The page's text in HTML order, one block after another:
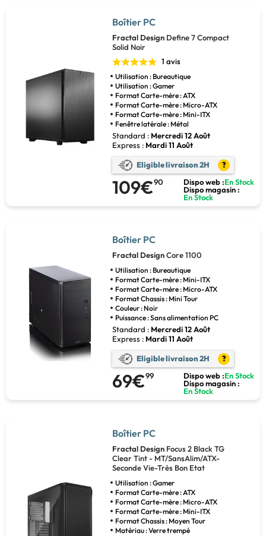
Boîtier PC
Fractal Design Define 7 Compact
Solid Noir
1 avis
Utilisation : Bureautique
Utilisation : Gamer
Format Carte-mère : ATX
Format Carte-mère : Micro-ATX
Format Carte-mère : Mini-ITX
Fenêtre latérale : Métal
Standard : Mercredi 12 Août
Express : Mardi 11 Août
Eligible livraison 2H ?
109€90 Dispo web :En Stock
Dispo magasin :
En Stock
Boîtier PC
Fractal DesignCore 1100
Utilisation : Bureautique
Format Carte-mère : Mini-ITX
Format Carte-mère : Micro-ATX
Format Chassis : Mini Tour
Couleur : Noir
Puissance : Sans alimentation PC
Standard : Mercredi 12 Août
Express : Mardi 11 Août
Eligible livraison 2H ?
69€99 Dispo web :En Stock
Dispo magasin :
En Stock
Boîtier PC
Fractal Design Focus 2 Black TG
Clear Tint - MT/SansAlim/ATX-
Seconde Vie-Très Bon Etat
Utilisation : Gamer
Format Carte-mère : ATX
Format Carte-mère : Micro-ATX
Format Carte-mère : Mini-ITX
Format Chassis : Moyen Tour
Matériau : Verre trempé